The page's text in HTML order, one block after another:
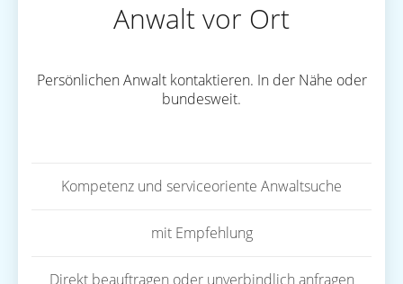
Anwalt vor Ort
Persönlichen Anwalt kontaktieren. In der Nähe oder
bundesweit.
Kompetenz und serviceoriente Anwaltsuche
mit Empfehlung
Direkt beauftragen oder unverbindlich anfragen